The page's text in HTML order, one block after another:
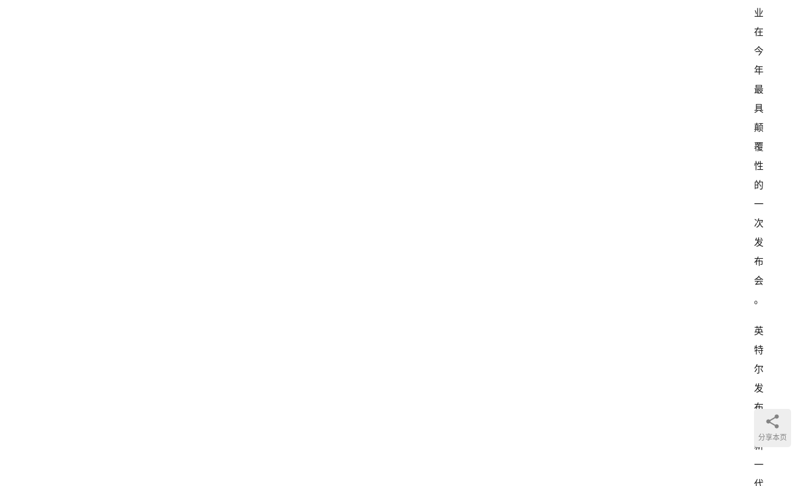
业
在
今
年
最
具
颠
覆
性
的
一
次
发
布
会
。
英
特
尔
发
布
新
一
代
分享本页